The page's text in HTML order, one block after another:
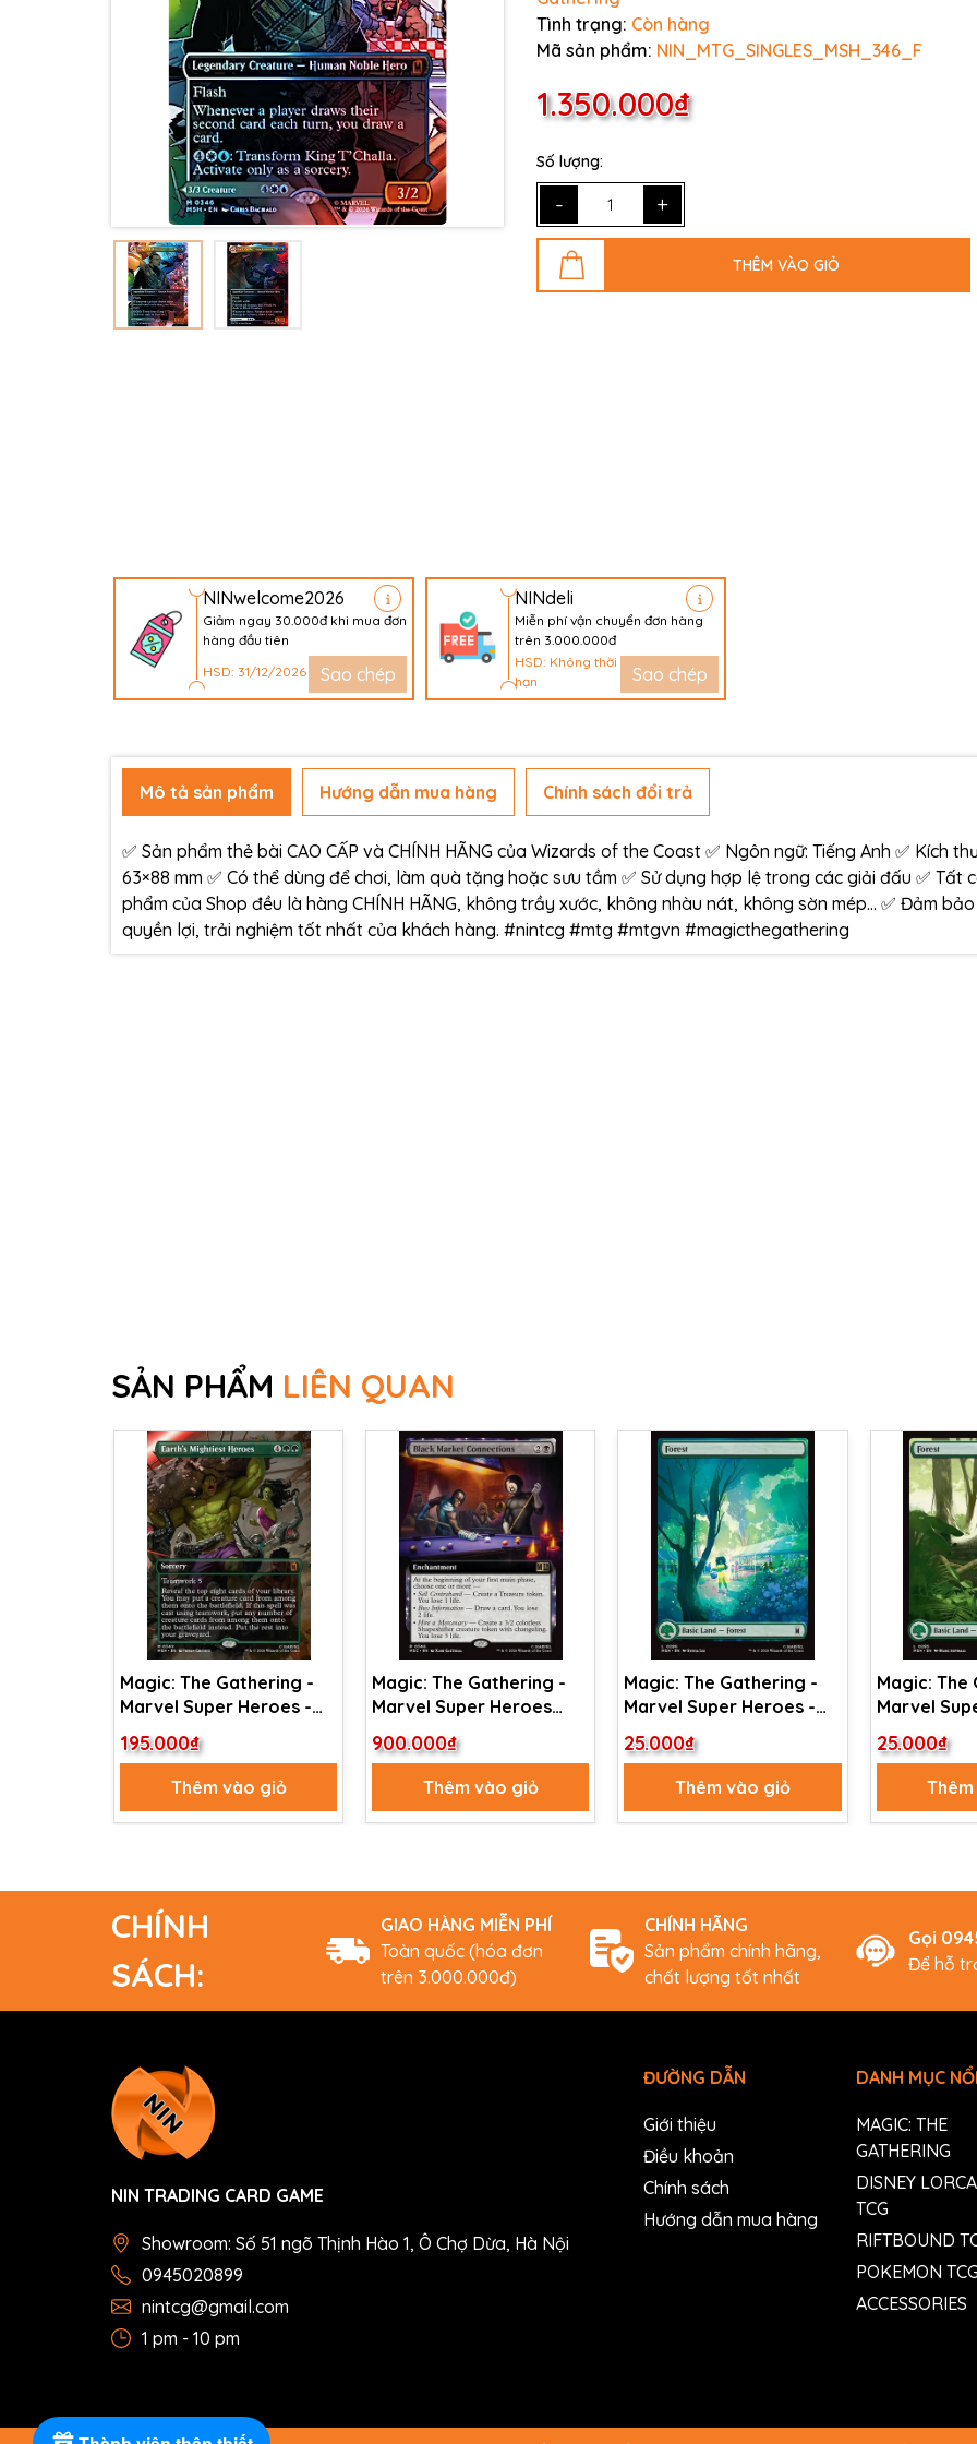
Tình trạng: Còn hàng
Mã sản phẩm: NIN_MTG_SINGLES_MSH_346_F
1.350.000₫
Số lượng:
- +
THÊM VÀO GIỎ
NINwelcome2026
Giảm ngay 30.000đ khi mua đơn
hàng đầu tiên
HSD: 31/12/2026
Sao chép
NINdeli
Miễn phí vận chuyển đơn hàng
trên 3.000.000đ
HSD: Không thời
hạn
Sao chép
Mô tả sản phẩm Hướng dẫn mua hàng Chính sách đổi trả
✅ Sản phẩm thẻ bài CAO CẤP và CHÍNH HÃNG của Wizards of the Coast ✅ Ngôn ngữ: Tiếng Anh ✅ Kích
63×88 mm ✅ Có thể dùng để chơi, làm quà tặng hoặc sưu tầm ✅ Sử dụng hợp lệ trong các giải đấu ✅ Tất
phẩm của Shop đều là hàng CHÍNH HÃNG, không trầy xước, không nhàu nát, không sờn mép… ✅ Đảm bảo
quyền lợi, trải nghiệm tốt nhất của khách hàng. #nintcg #mtg #mtgvn #magicthegathering
SẢN PHẨM LIÊN QUAN
Magic: The Gathering -
Marvel Super Heroes -
Earth's Mightiest Heroes
(349)
195.000₫
Thêm vào giỏ
Magic: The Gathering -
Marvel Super Heroes
Commander - Black
Market Connections
900.000₫
Thêm vào giỏ
Magic: The Gathering -
Marvel Super Heroes -
Forest (286)
25.000₫
Thêm vào giỏ
Magic: The
Marvel
Forest (285)
25.000₫
CHÍNH
SÁCH:
GIAO HÀNG MIỄN PHÍ
Toàn quốc (hóa đơn
trên 3.000.000đ)
CHÍNH HÃNG
Sản phẩm chính hãng,
chất lượng tốt nhất
Gọi
Để hỗ
NIN TRADING CARD GAME
Showroom: Số 51 ngõ Thịnh Hào 1, Ô Chợ Dừa, Hà Nội
0945020899
nintcg@gmail.com
1 pm - 10 pm
ĐƯỜNG DẪN
Giới thiệu
Điều khoản
Chính sách
Hướng dẫn mua hàng
DANH MỤC
MAGIC: THE
GATHERING
DISNEY
TCG
RIFTBOUND
POKEMON TCG
ACCESSORIES